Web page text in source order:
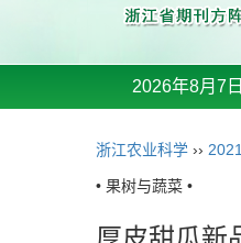
2026年8月7
浙江农业科学 ›› 2021
• 果树与蔬菜 •